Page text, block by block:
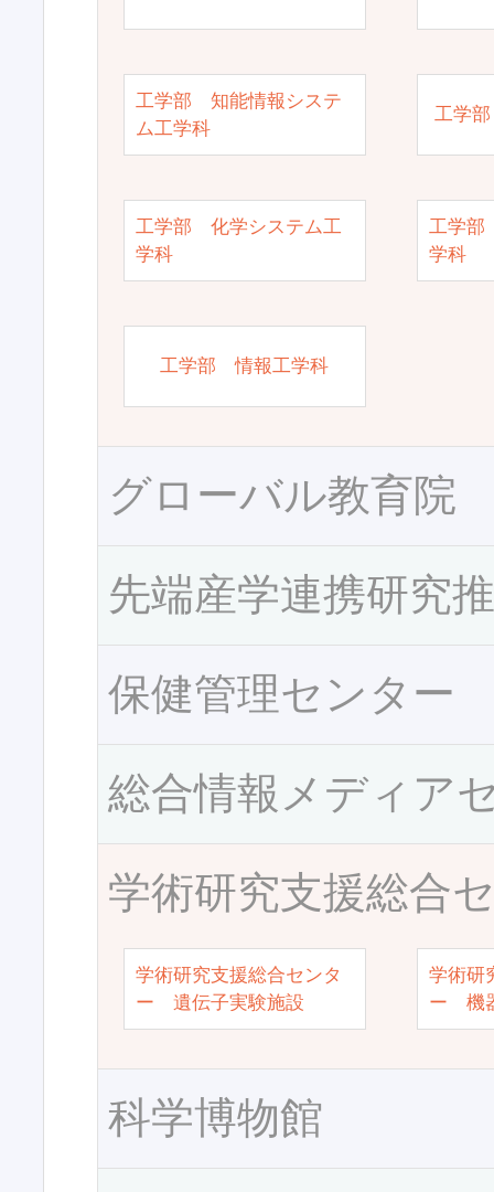
工学部 知能情報システ
ム工学科
工学
工学部 化学システム工
学科
工学部
学科
工学部 情報工学科
グローバル教育院
先端産学連携研究
保健管理センター
総合情報メディア
学術研究支援総合
学術研究支援総合センタ
ー 遺伝子実験施設
学術研
ー 機
科学博物館